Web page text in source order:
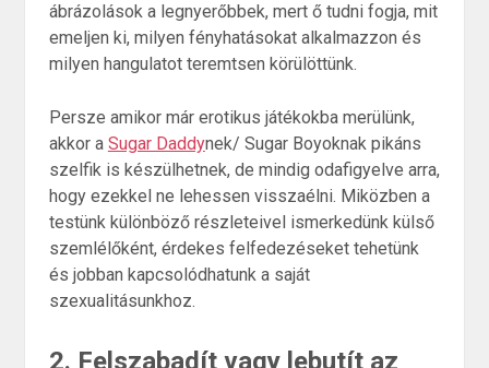
ábrázolások a legnyerőbbek, mert ő tudni fogja, mit
emeljen ki, milyen fényhatásokat alkalmazzon és
milyen hangulatot teremtsen körülöttünk.
Persze amikor már erotikus játékokba merülünk,
akkor a Sugar Daddynek/ Sugar Boyoknak pikáns
szelfik is készülhetnek, de mindig odafigyelve arra,
hogy ezekkel ne lehessen visszaélni. Miközben a
testünk különböző részleteivel ismerkedünk külső
szemlélőként, érdekes felfedezéseket tehetünk
és jobban kapcsolódhatunk a saját
szexualitásunkhoz.
2. Felszabadít vagy lebutít az